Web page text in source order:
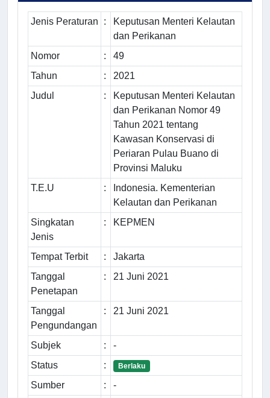
Jenis Peraturan :
Keputusan Menteri Kelautan
dan Perikanan
Nomor
:
49
Tahun
:
2021
Judul
:
Keputusan Menteri Kelautan
dan Perikanan Nomor 49
Tahun 2021 tentang
Kawasan Konservasi di
Periaran Pulau Buano di
Provinsi Maluku
T.E.U
:
Indonesia. Kementerian
Kelautan dan Perikanan
Singkatan
Jenis
: KEPMEN
Tempat Terbit :
Jakarta
Tanggal
Penetapan
: 21 Juni 2021
Tanggal
Pengundangan
: 21 Juni 2021
Subjek :
-
Status
: Berlaku
Sumber : -